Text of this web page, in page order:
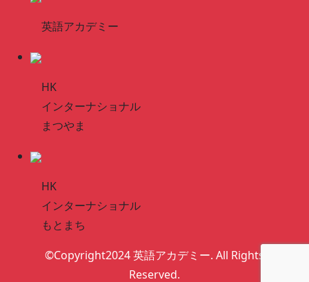
英語アカデミー
HK
インターナショナル
まつやま
HK
インターナショナル
もとまち
©Copyright2024 英語アカデミー. All Rights
Reserved.